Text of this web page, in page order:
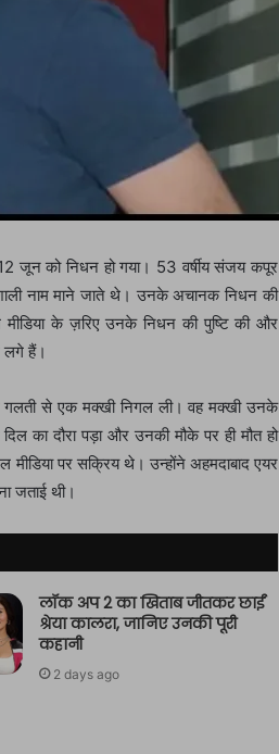
जून को निधन हो गया। 53 वर्षीय संजय कपूर
नाम माने जाते थे। उनके अचानक निधन की
के ज़रिए उनके निधन की पुष्टि की और
लगे हैं।
गलती से एक मक्खी निगल ली। वह मक्खी उनके
का दौरा पड़ा और उनकी मौके पर ही मौत हो
पर सक्रिय थे। उन्होंने अहमदाबाद एयर
जताई थी।
लॉक अप 2 का खिताब जीतकर छाईं
श्रेया कालरा, जानिए उनकी पूरी
कहानी
2 days ago